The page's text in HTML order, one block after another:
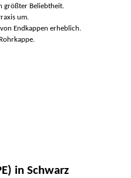
größter Beliebtheit.
um.
Endkappen erheblich.
in Schwarz